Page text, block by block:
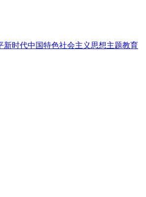
新时代中国特色社会主义思想主题教育